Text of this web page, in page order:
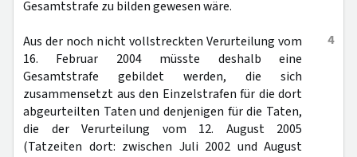
Gesamtstrafe zu bilden gewesen wäre.
4
Aus der noch nicht vollstreckten Verurteilung vom
16. Februar 2004 müsste deshalb eine
Gesamtstrafe gebildet werden, die sich
zusammensetzt aus den Einzelstrafen für die dort
abgeurteilten Taten und denjenigen für die Taten,
die der Verurteilung vom 12. August 2005
(Tatzeiten dort: zwischen Juli 2002 und August